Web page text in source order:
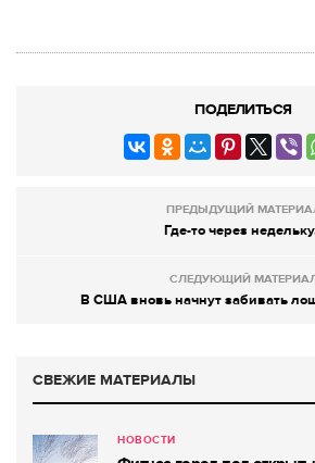
ПОДЕЛИТЬСЯ
ПРЕДЫДУЩИЙ
Где-то через
СЛЕДУЮЩИЙ
В США вновь начнут забивать
СВЕЖИЕ МАТЕРИАЛЫ
НОВОСТИ